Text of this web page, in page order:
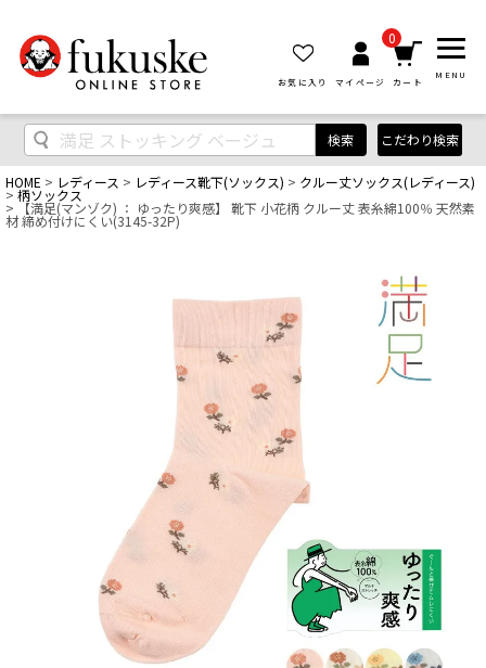
お気に入り マイページ
0
カート
MENU
検索 こだわり検索
HOME レディース レディース靴下(ソックス) クルー丈ソックス(レディース)
柄ソックス
【満足(マンゾク) ： ゆったり爽感】 靴下 小花柄 クルー丈 表糸綿100％ 天然素
材 締め付けにくい(3145-32P)